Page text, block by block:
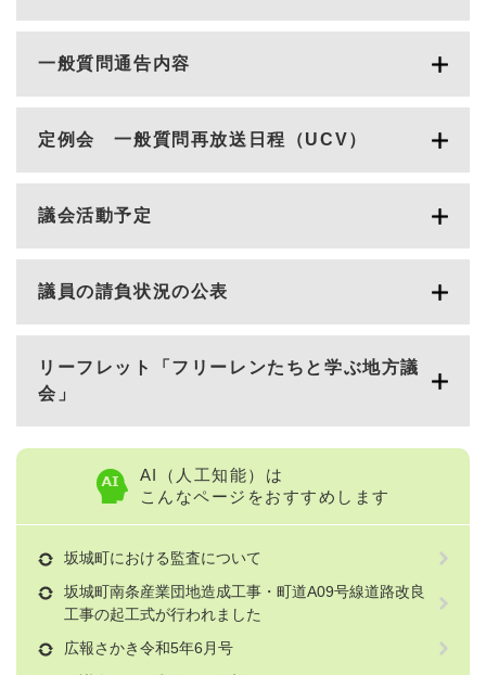
一般質問通告内容
定例会 一般質問再放送日程（UCV）
議会活動予定
議員の請負状況の公表
リーフレット「フリーレンたちと学ぶ地方議
会」
AI（人工知能）は
こんなページをおすすめします
坂城町における監査について
坂城町南条産業団地造成工事・町道A09号線道路改良
工事の起工式が行われました
広報さかき令和5年6月号